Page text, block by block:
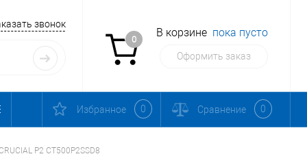
звонок
0
В корзине пока пусто
Оформить заказ
Избранное 0 Сравнение 0
P2 CT500P2SSD8